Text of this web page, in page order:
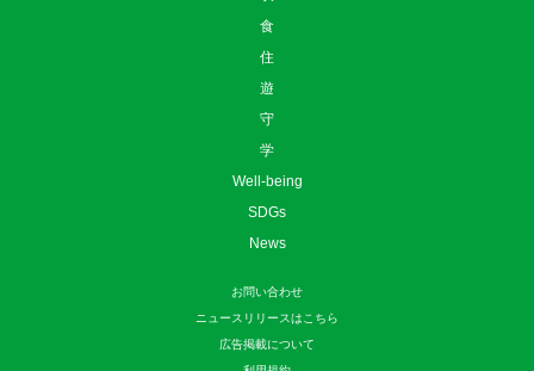
食
住
遊
守
学
Well-being
SDGs
News
お問い合わせ
ニュースリリースはこちら
広告掲載について